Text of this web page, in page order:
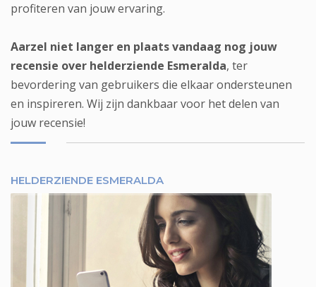
profiteren van jouw ervaring.
Aarzel niet langer en plaats vandaag nog jouw
recensie over helderziende Esmeralda, ter
bevordering van gebruikers die elkaar ondersteunen
en inspireren. Wij zijn dankbaar voor het delen van
jouw recensie!
HELDERZIENDE ESMERALDA